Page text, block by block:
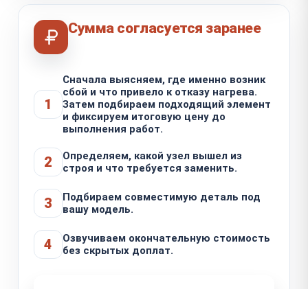
Сумма согласуется заранее
1
Сначала выясняем, где именно возник
сбой и что привело к отказу нагрева.
Затем подбираем подходящий элемент
и фиксируем итоговую цену до
выполнения работ.
2
Определяем, какой узел вышел из
строя и что требуется заменить.
3
Подбираем совместимую деталь под
вашу модель.
4
Озвучиваем окончательную стоимость
без скрытых доплат.